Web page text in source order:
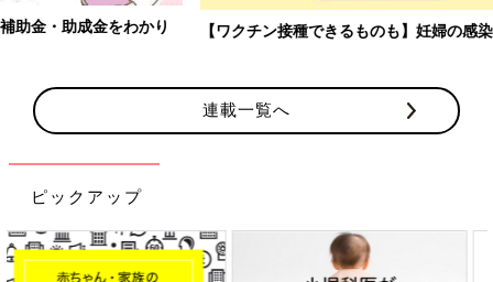
【ワクチン接種できるものも】妊婦の感染症対策、知っておいて！
連載一覧へ
ピックアップ